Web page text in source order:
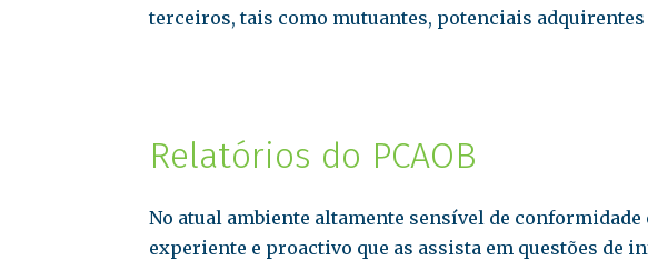
terceiros, tais como mutuantes, potenciais
Relatórios do PCAOB
No atual ambiente altamente sensível de
experiente e proactivo que as assista em questões de